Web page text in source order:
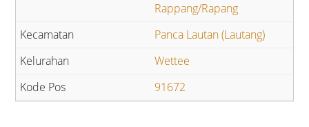
Rappang/Rapang
Panca Lautan (Lautang)
Wettee
91672